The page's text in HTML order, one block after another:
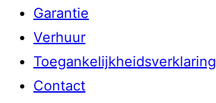
Garantie
Verhuur
Toegankelijkheidsverklaring
Contact